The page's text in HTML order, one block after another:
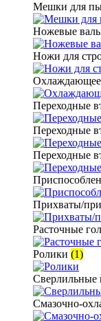
Мешки для
Ножевые
Ножи для
Охлаждающее
Переходные
Переходные
Переходные
Прихваты/
Расточные
Ролики (1)
Сверлильные
Смазочно-